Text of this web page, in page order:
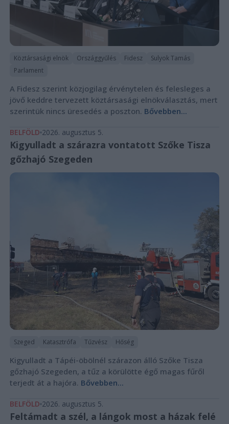
Köztársasági elnök Országgyűlés Fidesz
Sulyok Tamás
Parlament
A Fidesz szerint közjogilag érvénytelen és felesleges a
jövő keddre tervezett köztársasági elnökválasztás, mert
szerintük nincs üresedés a poszton. Bővebben...
BELFÖLD 2026. augusztus 5.
Kigyulladt a szárazra vontatott Szőke Tisza
gőzhajó Szegeden
Szeged Katasztrófa Tűzvész Hőség
Kigyulladt a Tápéi-öbölnél szárazon álló Szőke Tisza
gőzhajó Szegeden, a tűz a körülötte égő magas fűről
terjedt át a hajóra. Bővebben...
BELFÖLD 2026. augusztus 5.
Feltámadt a szél, a lángok most a házak felé